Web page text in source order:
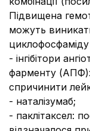
Підвищена
можуть
циклофосфаміду
- інгібітори
фарменту (АПФ):
спричинити
- наталізумаб;
- паклітаксел: